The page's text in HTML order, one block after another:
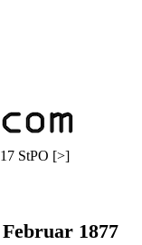
StPO [>]
1877